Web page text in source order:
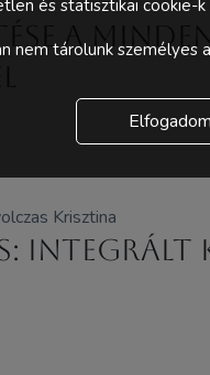
a
Krisztina
Integrált
és statisztikai cookie-k
nem tárolunk
Elfogadom